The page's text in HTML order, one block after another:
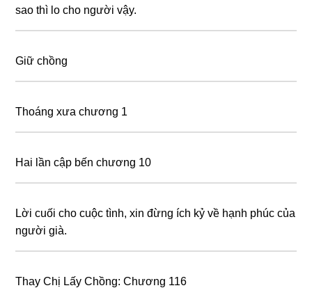
sao thì lo cho người vậy.
Giữ chồng
Thoáng xưa chương 1
Hai lần cập bến chương 10
Lời cuối cho cuộc tình, xin đừng ích kỷ về hạnh phúc của
người già.
Thay Chị Lấy Chồng: Chương 116